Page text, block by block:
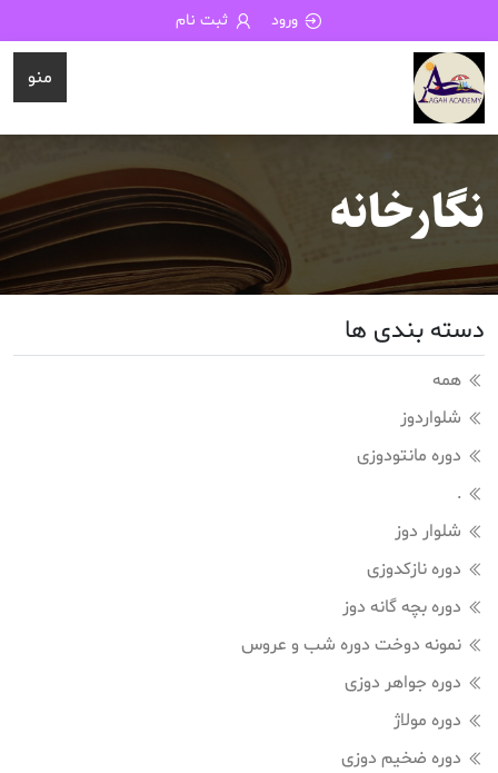
ورود ثبت نام
منو
نگارخانه
دسته بندی ها
همه
شلواردوز
دوره مانتودوزی
.
شلوار دوز
دوره نازکدوزی
دوره بچه گانه دوز
نمونه دوخت دوره شب و عروس
دوره جواهر دوزی
دوره مولاژ
دوره ضخیم دوزی